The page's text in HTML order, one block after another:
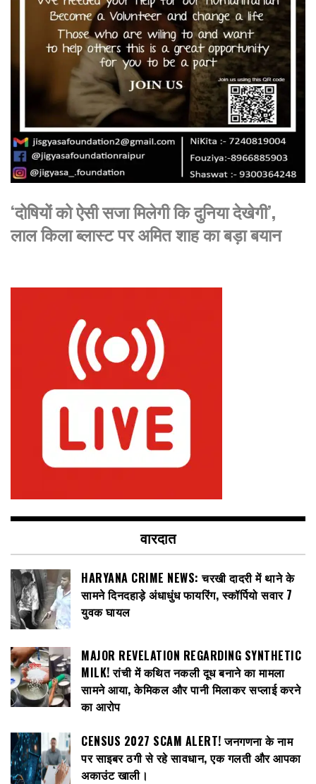
‘दोषियों को ऐसी सजा मिलेगी कि दुनिया देखेगी’,
लाल किला ब्लास्ट पर अमित शाह का बड़ा बयान
वारदात
HARYANA CRIME NEWS: चरखी दादरी में थाने के
सामने दिनदहाड़े अंधाधुंध फायरिंग, स्कॉर्पियो सवार 7
युवक घायल
MAJOR REVELATION REGARDING SYNTHETIC
MILK! रांची में कथित नकली दूध बनाने का मामला
सामने आया, केमिकल और पानी मिलाकर सप्लाई करने
का आरोप
CENSUS 2027 SCAM ALERT! जनगणना के नाम
पर साइबर ठगी से रहे सावधान, एक गलती और आपका
अकाउंट खाली।